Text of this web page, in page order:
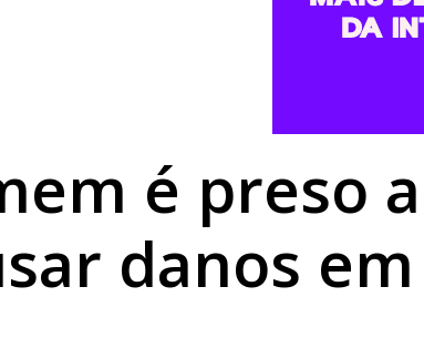
TSE cria conselho para monitorar IA e
é preso
danos